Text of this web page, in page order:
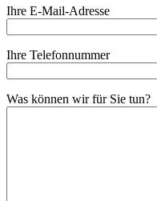
Ihre E-Mail-Adresse
Ihre Telefonnummer
Was können wir für Sie tun?